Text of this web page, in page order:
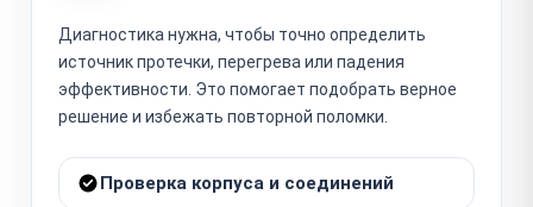
Диагностика нужна, чтобы точно определить
источник протечки, перегрева или падения
эффективности. Это помогает подобрать верное
решение и избежать повторной поломки.
Проверка корпуса и соединений